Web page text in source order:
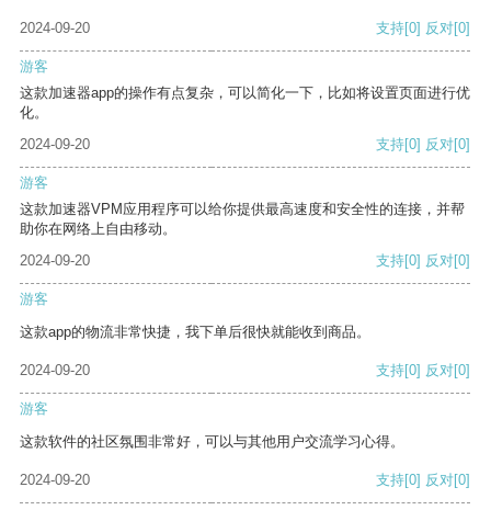
2024-09-20 支持[0] 反对[0]
游客
这款加速器app的操作有点复杂，可以简化一下，比如将设置页面进行优
化。
2024-09-20
支持[0] 反对[0]
游客
这款加速器VPM应用程序可以给你提供最高速度和安全性的连接，并帮
助你在网络上自由移动。
2024-09-20
支持[0] 反对[0]
游客
这款app的物流非常快捷，我下单后很快就能收到商品。
2024-09-20 支持[0] 反对[0]
游客
这款软件的社区氛围非常好，可以与其他用户交流学习心得。
2024-09-20 支持[0] 反对[0]